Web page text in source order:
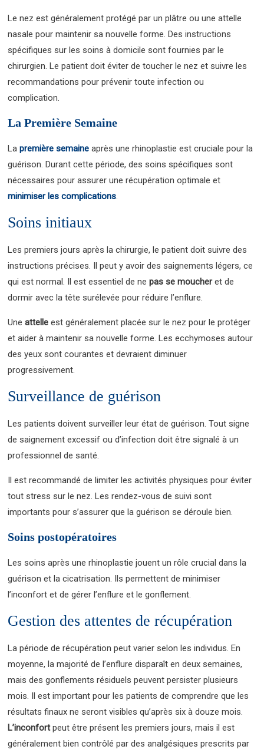
Le nez est généralement protégé par un plâtre ou une attelle
nasale pour maintenir sa nouvelle forme. Des instructions
spécifiques sur les soins à domicile sont fournies par le
chirurgien. Le patient doit éviter de toucher le nez et suivre les
recommandations pour prévenir toute infection ou
complication.
La Première Semaine
Lapremière semaine après une rhinoplastie est cruciale pour la
guérison. Durant cette période, des soins spécifiques sont
nécessaires pour assurer une récupération optimale et
minimiser les complications.
Soins initiaux
Les premiers jours après la chirurgie, le patient doit suivre des
instructions précises. Il peut y avoir des saignements légers, ce
qui est normal. Il est essentiel de nepas se moucheret de
dormir avec la tête surélevée pour réduire l’enflure.
Uneattelle est généralement placée sur le nez pour le protéger
et aider à maintenir sa nouvelle forme. Les ecchymoses autour
des yeux sont courantes et devraient diminuer
progressivement.
Surveillance de guérison
Les patients doivent surveiller leur état de guérison. Tout signe
de saignement excessif ou d’infection doit être signalé à un
professionnel de santé.
Il est recommandé de limiter les activités physiques pour éviter
tout stress sur le nez. Les rendez-vous de suivi sont
importants pour s’assurer que la guérison se déroule bien.
Soins postopératoires
Les soins après une rhinoplastie jouent un rôle crucial dans la
guérison et la cicatrisation. Ils permettent de minimiser
l’inconfort et de gérer l’enflure et le gonflement.
Gestion des attentes de récupération
La période de récupération peut varier selon les individus. En
moyenne, la majorité de l’enflure disparaît en deux semaines,
mais des gonflements résiduels peuvent persister plusieurs
mois. Il est important pour les patients de comprendre que les
résultats finaux ne seront visibles qu’après six à douze mois.
L’inconfortpeut être présent les premiers jours, mais il est
généralement bien contrôlé par des analgésiques prescrits par